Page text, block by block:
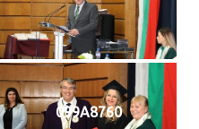
099A8760